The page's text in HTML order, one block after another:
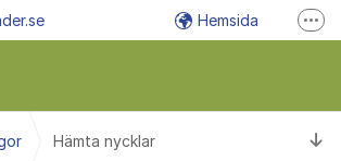
Hemsida
Felanmälan via Mina Sidor
Hämta nycklar